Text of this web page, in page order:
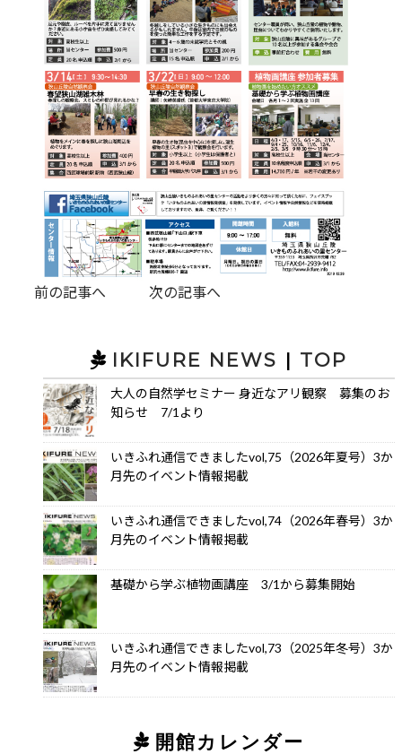
前の記事へ 次の記事へ
IKIFURE NEWS | TOP
大人の自然学セミナー 身近なアリ観察 募集のお
知らせ 7/1より
いきふれ通信できましたvol,75（2026年夏号）3か
月先のイベント情報掲載
いきふれ通信できましたvol,74（2026年春号）3か
月先のイベント情報掲載
基礎から学ぶ植物画講座 3/1から募集開始
いきふれ通信できましたvol,73（2025年冬号）3か
月先のイベント情報掲載
開館カレンダー